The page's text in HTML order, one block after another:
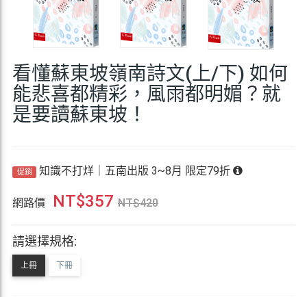
看懂蘇東坡嶺南詩文(上/下) 如何
能悲喜都精彩，風雨都明媚？就
是要讀蘇東坡！
促銷 知識不打烊｜五南出版 3~8月 限定79折
網路價 NT$357 NT$420
請選擇規格:
上冊 下冊